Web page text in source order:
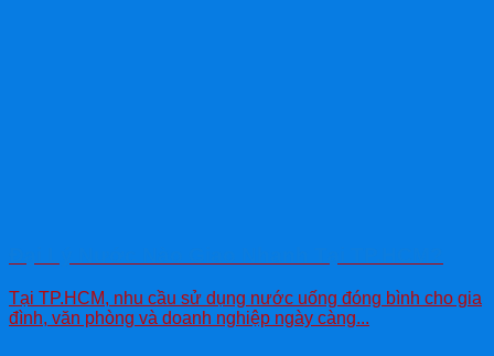
Tại TP.HCM, nhu cầu sử dụng nước uống đóng bình cho gia
đình, văn phòng và doanh nghiệp ngày càng...